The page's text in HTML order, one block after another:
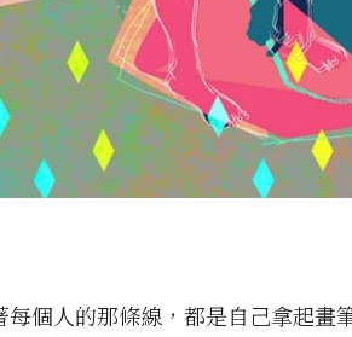
每個人的那條線，都是自己拿起